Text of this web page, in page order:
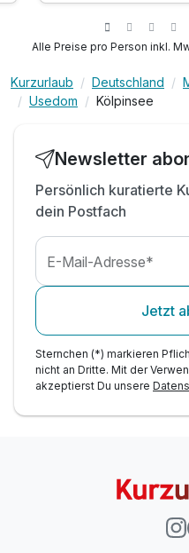
Alle Preise pro Person inkl.
Kurzurlaub Deutschland
Usedom
Kölpinsee
Newsletter
Persönlich kuratierte
dein Postfach
E-Mail-Adresse*
Jetzt
Sternchen (*) markieren
nicht an Dritte. Mit der
akzeptierst Du unsere